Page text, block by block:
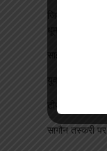
जिले के दूरस्थ
सागौन तस्करी